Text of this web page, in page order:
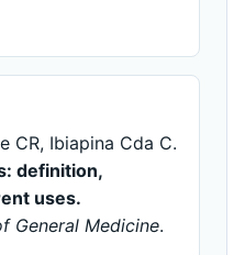
CR, Ibiapina Cda C.
definition,
uses.
General Medicine.